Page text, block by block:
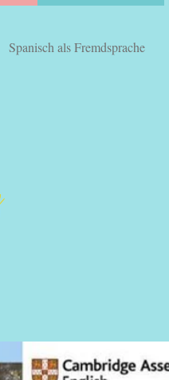
Spanisch als Fremdsprache